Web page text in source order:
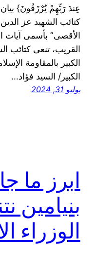
عِندَ رَبِّهِمْ يُرْزَقُونَ}
كتائب الشهيد عز
الأقصى” بأسمى آيات
القريب، تنعى كتائب
الكبير بالمقاومة
الكبير/ السيد فؤاد…
يوليو 31, 2024
ابرز ما
بنيامين
الوزراء